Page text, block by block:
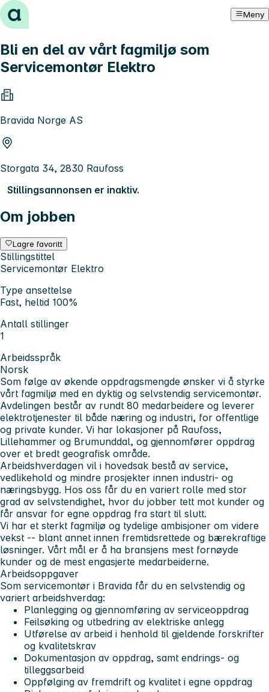
Hopp til innhold Meny
Bli en del av vårt fagmiljø som
Servicemontør Elektro
Bravida Norge AS
Storgata 34, 2830 Raufoss
Stillingsannonsen er inaktiv.
Om jobben
Lagre favoritt
Stillingstittel
Servicemontør Elektro
Type ansettelse
Fast, heltid 100%
Antall stillinger
1
Arbeidsspråk
Norsk
Som følge av økende oppdragsmengde ønsker vi å styrke
vårt fagmiljø med en dyktig og selvstendig servicemontør.
Avdelingen består av rundt 80 medarbeidere og leverer
elektrotjenester til både næring og industri, for offentlige
og private kunder. Vi har lokasjoner på Raufoss,
Lillehammer og Brumunddal, og gjennomfører oppdrag
over et bredt geografisk område.
Arbeidshverdagen vil i hovedsak bestå av service,
vedlikehold og mindre prosjekter innen industri- og
næringsbygg. Hos oss får du en variert rolle med stor
grad av selvstendighet, hvor du jobber tett mot kunder og
får ansvar for egne oppdrag fra start til slutt.
Vi har et sterkt fagmiljø og tydelige ambisjoner om videre
vekst -- blant annet innen fremtidsrettede og bærekraftige
løsninger. Vårt mål er å ha bransjens mest fornøyde
kunder og de mest engasjerte medarbeiderne.
Arbeidsoppgaver
Som servicemontør i Bravida får du en selvstendig og
variert arbeidshverdag:
Planlegging og gjennomføring av serviceoppdrag
Feilsøking og utbedring av elektriske anlegg
Utførelse av arbeid i henhold til gjeldende forskrifter
og kvalitetskrav
Dokumentasjon av oppdrag, samt endrings- og
tilleggsarbeid
Oppfølging av fremdrift og kvalitet i egne oppdrag